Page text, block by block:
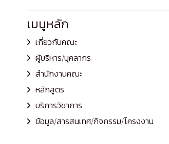
เมนูหลัก
เกี่ยวกับคณะ
ผู้บริหาร/บุคลากร
สำนักงานคณะ
หลักสูตร
บริการวิชาการ
ข้อมูล/สารสนเทศ/กิจกรรม/โครงงาน